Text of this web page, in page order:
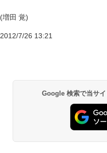
(増田 覚)
2012/7/26 13:21
Google 検索で当サ